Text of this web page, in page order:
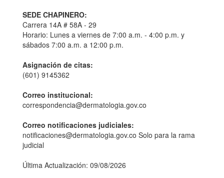
SEDE CHAPINERO:
Carrera 14A # 58A - 29
Horario: Lunes a viernes de 7:00 a.m. - 4:00 p.m. y
sábados 7:00 a.m. a 12:00 p.m.
Asignación de citas:
(601) 9145362
Correo institucional:
correspondencia@dermatologia.gov.co
Correo notificaciones judiciales:
notificaciones@dermatologia.gov.co Solo para la rama
judicial
Última Actualización: 09/08/2026